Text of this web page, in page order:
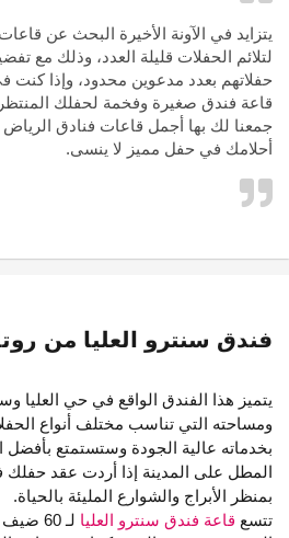
يتزايد في الآونة الأخيرة البحث عن
لتلائم الحفلات قليلة العدد، وذلك مع
حفلاتهم بعدد مدعوين محدود، وإذا
قاعة فندق صغيرة وفخمة لحفلك المنتظر،
جمعنا لك بها أجمل قاعات فنادق
أحلامك في حفل مميز لا ينسى.
فندق سنترو العليا من
يتميز هذا الفندق الواقع في حي العليا
ومساحته التي تناسب مختلف أنواع
بخدماته عالية الجودة وستستمتع بأفضل
المطل على المدينة إذا أردت عقد حفلك
بمنظر الأبراج والشوارع المليئة بالحياة.
تتسع قاعة فندق سنترو العليا
لـ 60